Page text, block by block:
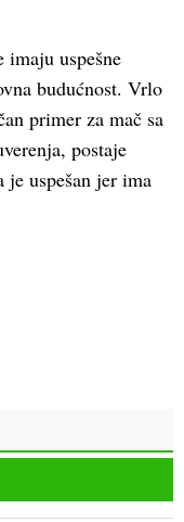
uspešne
budućnost. Vrlo
primer za mač sa
postaje
je uspešan jer ima